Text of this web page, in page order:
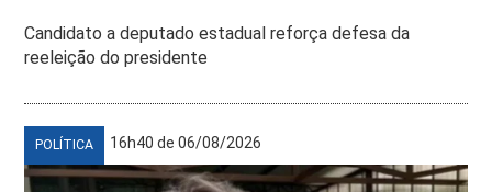
Candidato a deputado estadual reforça defesa da
reeleição do presidente
POLÍTICA 16h40 de 06/08/2026